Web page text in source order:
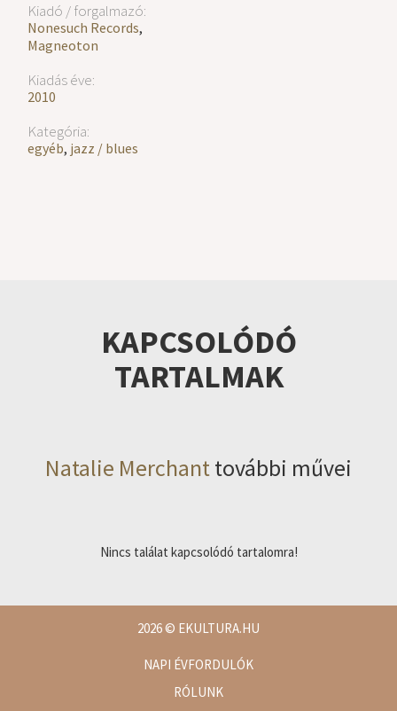
Kiadó / forgalmazó:
Nonesuch Records,
Magneoton
Kiadás éve:
2010
Kategória:
egyéb, jazz / blues
KAPCSOLÓDÓ
TARTALMAK
Natalie Merchanttovábbi művei
Nincs találat kapcsolódó tartalomra!
2026© EKULTURA.HU
NAPI ÉVFORDULÓK
RÓLUNK